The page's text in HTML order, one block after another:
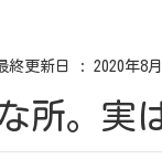
終更新日 : 2020年8
な所。